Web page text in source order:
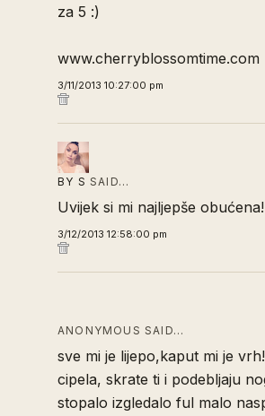
za 5 :)
www.cherryblossomtime.com
3/11/2013 10:27:00 pm
BY S SAID…
Uvijek si mi najljepše
3/12/2013 12:58:00 pm
ANONYMOUS SAID…
sve mi je lijepo,kaput mi je
cipela, skrate ti i podebljaju
stopalo izgledalo ful malo